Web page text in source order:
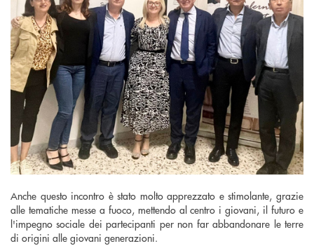
Anche questo incontro è stato molto apprezzato e stimolante, grazie
alle tematiche messe a fuoco, mettendo al centro i giovani, il futuro e
l'impegno sociale dei partecipanti per non far abbandonare le terre
di origini alle giovani generazioni.